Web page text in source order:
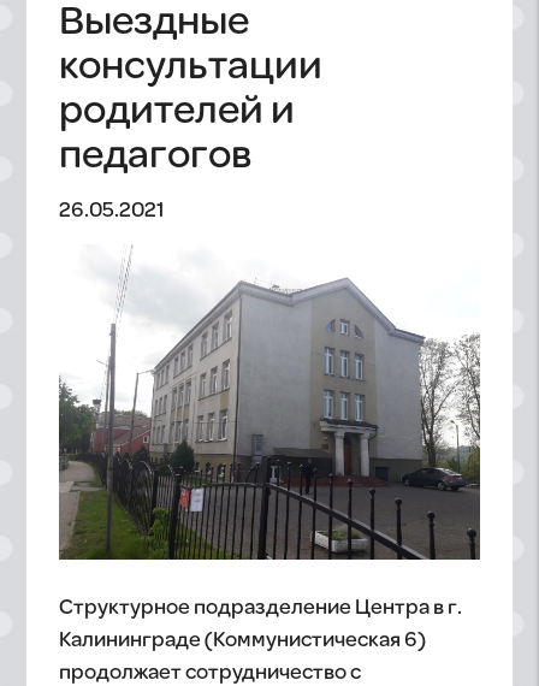
Выездные
консультации
родителей и
педагогов
26.05.2021
Структурное подразделение Центра в г.
Калининграде (Коммунистическая 6)
продолжает сотрудничество с